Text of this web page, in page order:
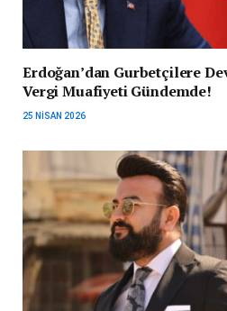
Erdoğan’dan Gurbetçilere
Vergi Muafiyeti Gündemde!
25 NISAN 2026